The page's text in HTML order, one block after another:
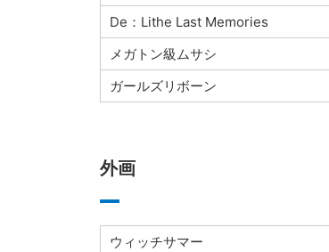
De：Lithe Last Memories
メガトン級ムサシ
ガールズリボーン
外画
ウィッチサマー